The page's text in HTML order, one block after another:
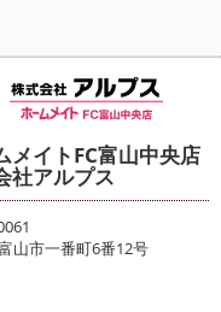
メイトFC富山中央店
社アルプス
山市一番町6番12号